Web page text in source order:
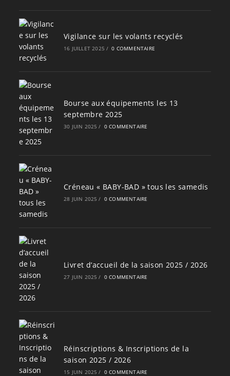
Vigilance sur les volants recyclés
16 JUILLET 2025 / 0 COMMENTAIRE
Bourse aux équipements les 13
septembre 2025
30 JUIN 2025 / 0 COMMENTAIRE
Créneau « BABY-BAD » tous les samedis
28 JUIN 2025 / 0 COMMENTAIRE
Livret d’accueil de la saison 2025 / 2026
27 JUIN 2025 / 0 COMMENTAIRE
Réinscriptions & Inscriptions de la
saison 2025 / 2026
15 JUIN 2025 / 0 COMMENTAIRE